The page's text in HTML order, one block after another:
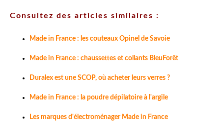
Consultez des articles similaires :
Made in France : les couteaux Opinel de Savoie
Made in France : chaussettes et collants BleuForêt
Duralex est une SCOP, où acheter leurs verres ?
Made in France : la poudre dépilatoire à l'argile
Les marques d'électroménager Made in France